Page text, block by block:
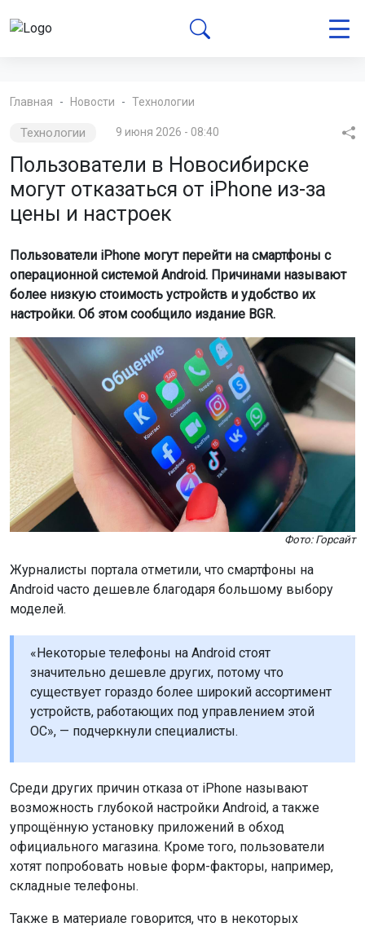
Главная Новости Технологии
Технологии 9 июня 2026 - 08:40
Пользователи в Новосибирске
могут отказаться от iPhone из-за
цены и настроек
Пользователи iPhone могут перейти на смартфоны с
операционной системой Android. Причинами называют
более низкую стоимость устройств и удобство их
настройки. Об этом сообщило издание BGR.
Фото: Горсайт
Журналисты портала отметили, что смартфоны на
Android часто дешевле благодаря большому выбору
моделей.
«Некоторые телефоны на Android стоят
значительно дешевле других, потому что
существует гораздо более широкий ассортимент
устройств, работающих под управлением этой
ОС», — подчеркнули специалисты.
Среди других причин отказа от iPhone называют
возможность глубокой настройки Android, а также
упрощённую установку приложений в обход
официального магазина. Кроме того, пользователи
хотят попробовать новые форм-факторы, например,
складные телефоны.
Также в материале говорится, что в некоторых